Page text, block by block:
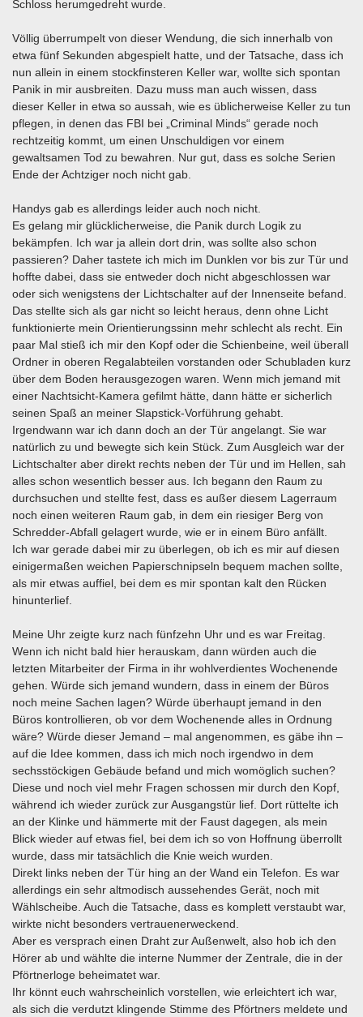
Schloss herumgedreht wurde.
Völlig überrumpelt von dieser Wendung, die sich innerhalb von
etwa fünf Sekunden abgespielt hatte, und der Tatsache, dass ich
nun allein in einem stockfinsteren Keller war, wollte sich spontan
Panik in mir ausbreiten. Dazu muss man auch wissen, dass
dieser Keller in etwa so aussah, wie es üblicherweise Keller zu tun
pflegen, in denen das FBI bei „Criminal Minds“ gerade noch
rechtzeitig kommt, um einen Unschuldigen vor einem
gewaltsamen Tod zu bewahren. Nur gut, dass es solche Serien
Ende der Achtziger noch nicht gab.
Handys gab es allerdings leider auch noch nicht.
Es gelang mir glücklicherweise, die Panik durch Logik zu
bekämpfen. Ich war ja allein dort drin, was sollte also schon
passieren? Daher tastete ich mich im Dunklen vor bis zur Tür und
hoffte dabei, dass sie entweder doch nicht abgeschlossen war
oder sich wenigstens der Lichtschalter auf der Innenseite befand.
Das stellte sich als gar nicht so leicht heraus, denn ohne Licht
funktionierte mein Orientierungssinn mehr schlecht als recht. Ein
paar Mal stieß ich mir den Kopf oder die Schienbeine, weil überall
Ordner in oberen Regalabteilen vorstanden oder Schubladen kurz
über dem Boden herausgezogen waren. Wenn mich jemand mit
einer Nachtsicht-Kamera gefilmt hätte, dann hätte er sicherlich
seinen Spaß an meiner Slapstick-Vorführung gehabt.
Irgendwann war ich dann doch an der Tür angelangt. Sie war
natürlich zu und bewegte sich kein Stück. Zum Ausgleich war der
Lichtschalter aber direkt rechts neben der Tür und im Hellen, sah
alles schon wesentlich besser aus. Ich begann den Raum zu
durchsuchen und stellte fest, dass es außer diesem Lagerraum
noch einen weiteren Raum gab, in dem ein riesiger Berg von
Schredder-Abfall gelagert wurde, wie er in einem Büro anfällt.
Ich war gerade dabei mir zu überlegen, ob ich es mir auf diesen
einigermaßen weichen Papierschnipseln bequem machen sollte,
als mir etwas auffiel, bei dem es mir spontan kalt den Rücken
hinunterlief.
Meine Uhr zeigte kurz nach fünfzehn Uhr und es war Freitag.
Wenn ich nicht bald hier herauskam, dann würden auch die
letzten Mitarbeiter der Firma in ihr wohlverdientes Wochenende
gehen. Würde sich jemand wundern, dass in einem der Büros
noch meine Sachen lagen? Würde überhaupt jemand in den
Büros kontrollieren, ob vor dem Wochenende alles in Ordnung
wäre? Würde dieser Jemand – mal angenommen, es gäbe ihn –
auf die Idee kommen, dass ich mich noch irgendwo in dem
sechsstöckigen Gebäude befand und mich womöglich suchen?
Diese und noch viel mehr Fragen schossen mir durch den Kopf,
während ich wieder zurück zur Ausgangstür lief. Dort rüttelte ich
an der Klinke und hämmerte mit der Faust dagegen, als mein
Blick wieder auf etwas fiel, bei dem ich so von Hoffnung überrollt
wurde, dass mir tatsächlich die Knie weich wurden.
Direkt links neben der Tür hing an der Wand ein Telefon. Es war
allerdings ein sehr altmodisch aussehendes Gerät, noch mit
Wählscheibe. Auch die Tatsache, dass es komplett verstaubt war,
wirkte nicht besonders vertrauenerweckend.
Aber es versprach einen Draht zur Außenwelt, also hob ich den
Hörer ab und wählte die interne Nummer der Zentrale, die in der
Pförtnerloge beheimatet war.
Ihr könnt euch wahrscheinlich vorstellen, wie erleichtert ich war,
als sich die verdutzt klingende Stimme des Pförtners meldete und